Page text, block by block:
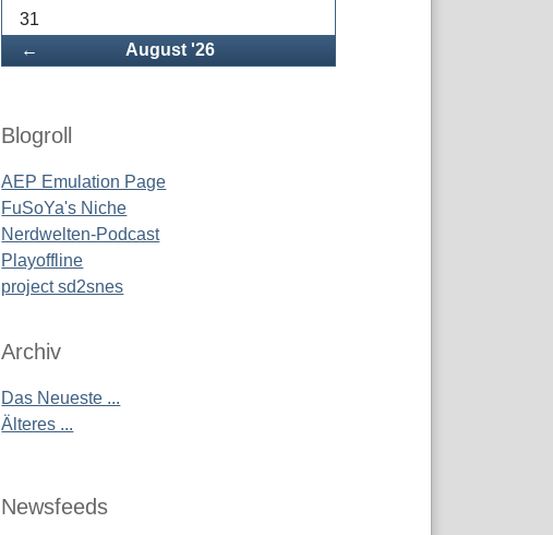
← August '26
31
Blogroll
AEP Emulation Page
FuSoYa's Niche
Nerdwelten-Podcast
Playoffline
project sd2snes
Archiv
Das Neueste ...
Älteres ...
Newsfeeds